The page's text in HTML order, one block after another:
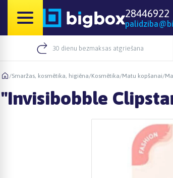
28446922
30 dienu bezmaksas atgriešana
/Smaržas, kosmētika, higiēna/Kosmētika/Matu kopšanai/
"Invisibobble